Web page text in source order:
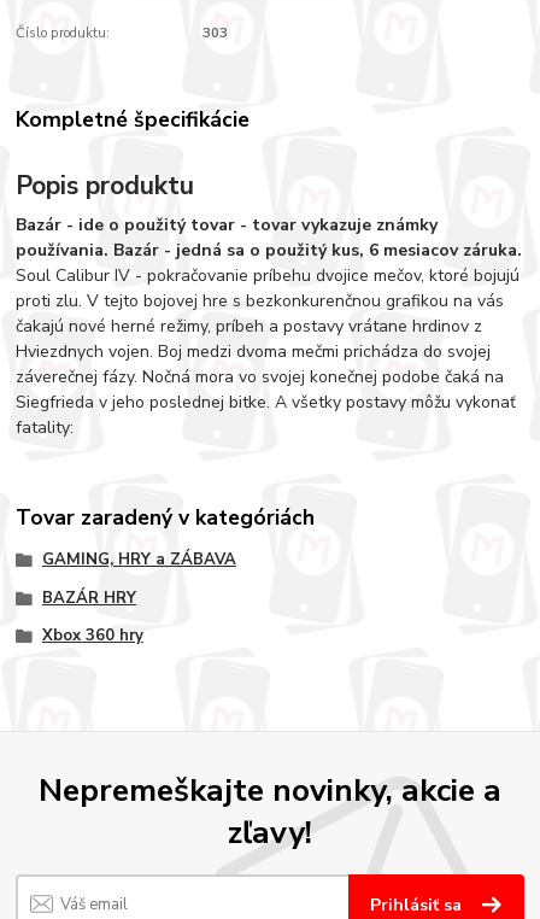
Číslo produktu: 303
Kompletné špecifikácie
Popis produktu
Bazár - ide o použitý tovar - tovar vykazuje známky
používania. Bazár - jedná sa o použitý kus, 6 mesiacov záruka.
Soul Calibur IV - pokračovanie príbehu dvojice mečov, ktoré bojujú
proti zlu. V tejto bojovej hre s bezkonkurenčnou grafikou na vás
čakajú nové herné režimy, príbeh a postavy vrátane hrdinov z
Hviezdnych vojen. Boj medzi dvoma mečmi prichádza do svojej
záverečnej fázy. Nočná mora vo svojej konečnej podobe čaká na
Siegfrieda v jeho poslednej bitke. A všetky postavy môžu vykonať
fatality:
Tovar zaradený v kategóriách
GAMING, HRY a ZÁBAVA
BAZÁR HRY
Xbox 360 hry
Nepremeškajte novinky, akcie a
zľavy!
Prihlásiť sa